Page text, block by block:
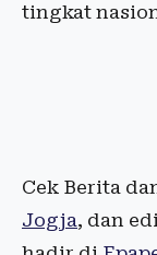
tingkat
Cek Berita
Jogja, dan